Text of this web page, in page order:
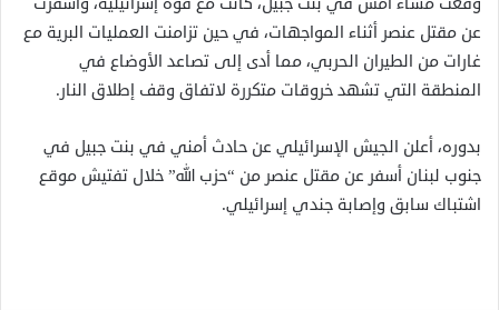
عن مقتل عنصر أثناء المواجهات، في حين تزامنت العمليات البرية مع
غارات من الطيران الحربي، مما أدى إلى تصاعد الأوضاع في
المنطقة التي تشهد خروقات متكررة لاتفاق وقف إطلاق النار.
بدوره، أعلن الجيش الإسرائيلي عن حادث أمني في بنت جبيل في
جنوب لبنان أسفر عن مقتل عنصر من “حزب الله” خلال تفتيش موقع
اشتباك سابق وإصابة جندي إسرائيلي.